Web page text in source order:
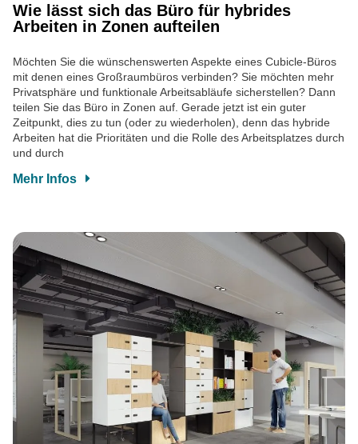
Wie lässt sich das Büro für hybrides
Arbeiten in Zonen aufteilen
Möchten Sie die wünschenswerten Aspekte eines Cubicle-Büros
mit denen eines Großraumbüros verbinden? Sie möchten mehr
Privatsphäre und funktionale Arbeitsabläufe sicherstellen? Dann
teilen Sie das Büro in Zonen auf. Gerade jetzt ist ein guter
Zeitpunkt, dies zu tun (oder zu wiederholen), denn das hybride
Arbeiten hat die Prioritäten und die Rolle des Arbeitsplatzes durch
und durch
Mehr Infos